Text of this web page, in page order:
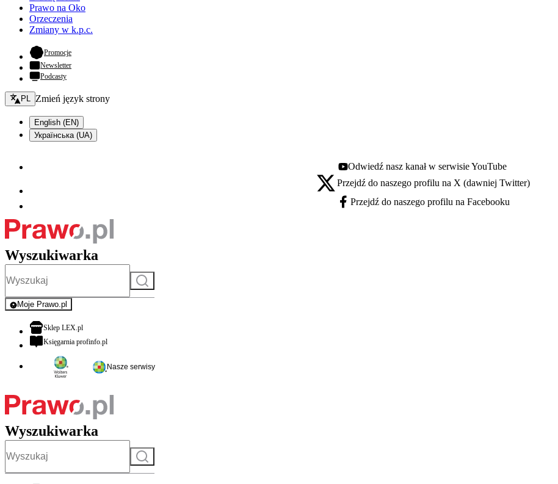
Prawo na Oko
Orzeczenia
Zmiany w k.p.c.
Promocje- otwiera się w nowej karcie
Newsletter
Podcasty
Zmień język - bieżący:
PL Zmień język strony
English (EN)
Українська (UA)
Youtube - otwiera się w nowej karcie
Odwiedź nasz kanał w serwisie YouTube
X - otwiera się w nowej karcie
Przejdź do naszego profilu na X (dawniej Twitter)
Facebook - otwiera się w nowej karcie
Przejdź do naszego profilu na Facebooku
Wyszukiwarka
Szukaj
Moje Prawo.pl
- rejestracja i logowanie do serwisu
Sklep LEX.plotwiera się w nowej karcie
Księgarnia profinfo.plotwiera się w nowej karcie
Nasze serwisy
Wyszukiwarka
Szukaj